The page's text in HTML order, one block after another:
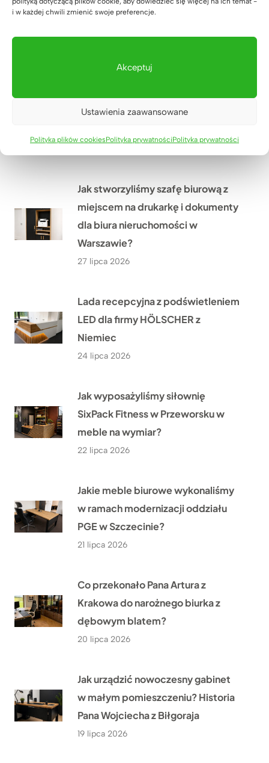
i w każdej chwili zmienić swoje preferencje.
Akceptuj
Ustawienia zaawansowane
Polityka plików cookiesPolityka prywatnościPolityka prywatności
Academy w Biłgoraju – przestrzeń,
która wspiera naukę
Adwokackiej Adwokat Marty
Jak stworzyliśmy szafę biurową z
miejscem na drukarkę i dokumenty
dla biura nieruchomości w
Warszawie?
27 lipca 2026
Lada recepcyjna z podświetleniem
LED dla firmy HÖLSCHER z
Niemiec
24 lipca 2026
Jak wyposażyliśmy siłownię
SixPack Fitness w Przeworsku w
meble na wymiar?
22 lipca 2026
Jakie meble biurowe wykonaliśmy
w ramach modernizacji oddziału
PGE w Szczecinie?
21 lipca 2026
Co przekonało Pana Artura z
Krakowa do narożnego biurka z
dębowym blatem?
20 lipca 2026
Jak urządzić nowoczesny gabinet
w małym pomieszczeniu? Historia
Pana Wojciecha z Biłgoraja
19 lipca 2026